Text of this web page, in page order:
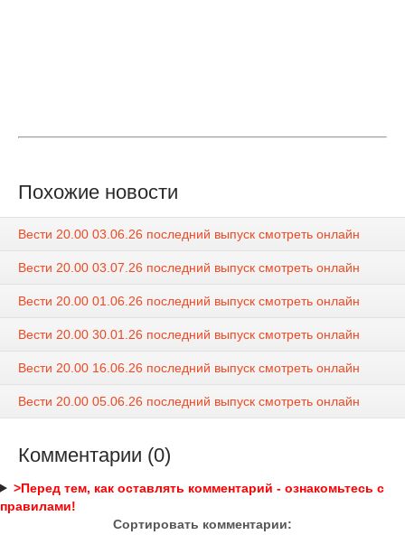
Похожие новости
Вести 20.00 03.06.26 последний выпуск смотреть онлайн
Вести 20.00 03.07.26 последний выпуск смотреть онлайн
Вести 20.00 01.06.26 последний выпуск смотреть онлайн
Вести 20.00 30.01.26 последний выпуск смотреть онлайн
Вести 20.00 16.06.26 последний выпуск смотреть онлайн
Вести 20.00 05.06.26 последний выпуск смотреть онлайн
Комментарии (0)
>Перед тем, как оставлять комментарий - ознакомьтесь с
правилами!
Сортировать комментарии: